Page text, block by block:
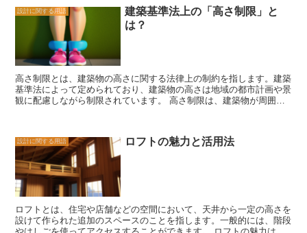
設計に関する用語
建築基準法上の「高さ制限」と
は？
高さ制限とは、建築物の高さに関する法律上の制約を指します。建築
基準法によって定められており、建築物の高さは地域の都市計画や景
観に配慮しながら制限されています。 高さ制限は、建築物が周囲の
ます。一方、都市部や商業地域では、高層ビルやタワーマンションが
建てられることが許可されていますが、それでも一定の高さ制限が存
在します。 高さ制限は、建築物の安全性や耐震性にも関係していま
す。高層建築物は、地震や風などの自然災害に対して十分な耐性を持
つ必要があります。そのため、建築基準法では、高さ制限だけでな
く、建物の構造や材料にも厳しい基準が設けられています。 また、
高さ制限は航空安全にも関係しています。空港周辺や飛行経路上で
は、建物の高さが航空機の安全な運航を妨げないように制限されてい
ます。これは、航空機が安全に離着陸できるために重要な規制です。
設計に関する用語 ロフトの魅力と活用法
ロフトとは、住宅や店舗などの空間において、天井から一定の高さを
設けて作られた追加のスペースのことを指します。一般的には、階段